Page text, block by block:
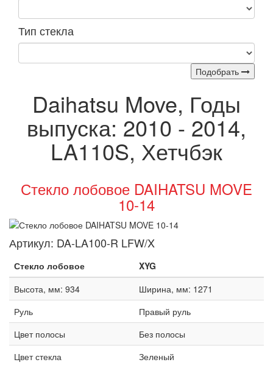
Тип стекла
Подобрать
Daihatsu Move, Годы
выпуска: 2010 - 2014,
LA110S, Хетчбэк
Стекло лобовое DAIHATSU MOVE
10-14
Артикул: DA-LA100-R LFW/X
Стекло лобовое
XYG
Высота, мм: 934
Ширина, мм: 1271
Руль
Правый руль
Цвет полосы
Без полосы
Цвет стекла
Зеленый